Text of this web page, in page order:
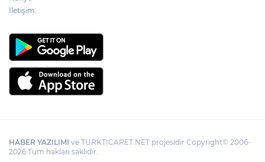
İletişim
HABER YAZILIMI ve TURKTICARET.NET projesidir Copyright© 2006-
2026 Tüm hakları saklıdır.